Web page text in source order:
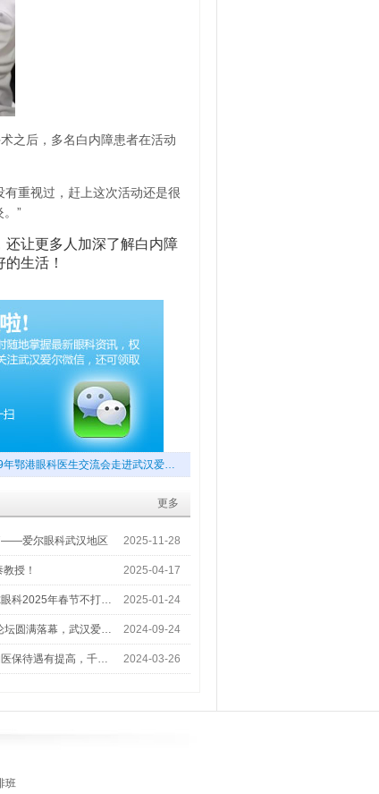
之后，多名白内障患者在活动
重视过，赶上这次活动还是很
”
让更多人加深了解白内障
生活！
年鄂港眼科医生交流会走进武汉爱…
更多
——爱尔眼科武汉地区 2025-11-28
授！ 2025-04-17
科2025年春节不打… 2025-01-24
坛圆满落幕，武汉爱… 2024-09-24
保待遇有提高，千… 2024-03-26
班